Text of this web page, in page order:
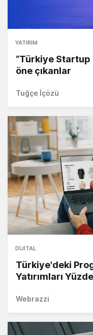
YATIRIM
“Türkiye Startup
öne çıkanlar
Tuğçe İçözü
DIJITAL
Türkiye'deki
Yatırımları
Webrazzi